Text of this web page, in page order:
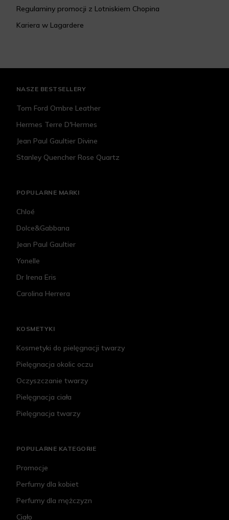
Regulaminy promocji z Lotniskiem Chopina
Kariera w Lagardere
NASZE BESTSELLERY
Tom Ford Ombre Leather
Hermes Terre D'Hermes
Jean Paul Gaultier Divine
Stanley Quencher Rose Quartz
POPULARNE MARKI
Chloé
Dolce&Gabbana
Jean Paul Gaultier
Yonelle
Dr Irena Eris
Carolina Herrera
KOSMETYKI
Kosmetyki do pielęgnacji twarzy
Pielęgnacja okolic oczu
Oczyszczanie twarzy
Pielęgnacja ciała
Pielęgnacja twarzy
POPULARNE KATEGORIE
Promocje
Perfumy dla kobiet
Perfumy dla mężczyzn
Ciało